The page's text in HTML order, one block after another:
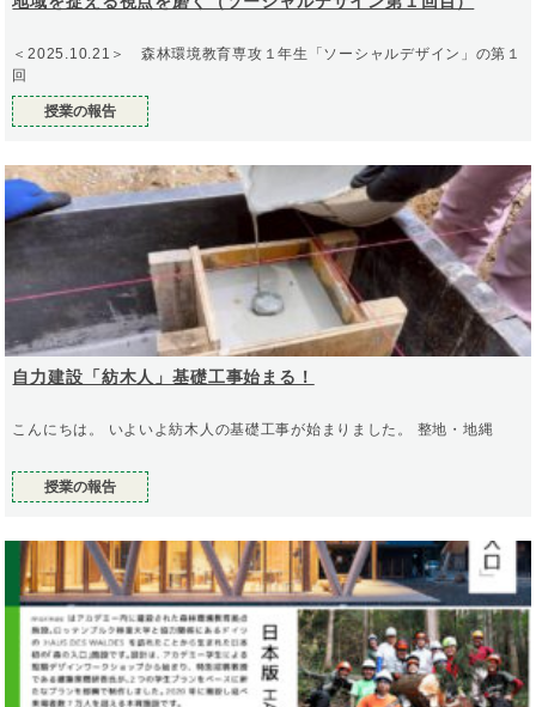
＜2025.10.21＞ 森林環境教育専攻１年生「ソーシャルデザイン」の第１
回
授業の報告
自力建設「紡木人」基礎工事始まる！
こんにちは。 いよいよ紡木人の基礎工事が始まりました。 整地・地縄
授業の報告